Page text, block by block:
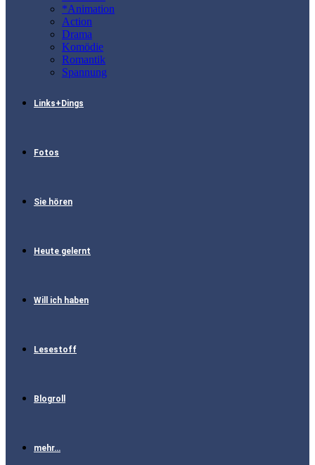
*Animation
Action
Drama
Komödie
Romantik
Spannung
Links+Dings
Fotos
Sie hören
Heute gelernt
Will ich haben
Lesestoff
Blogroll
mehr…